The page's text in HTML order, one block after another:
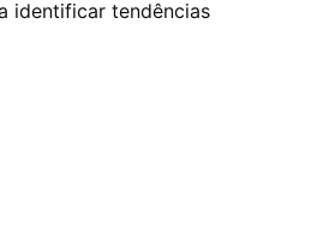
identificar tendências